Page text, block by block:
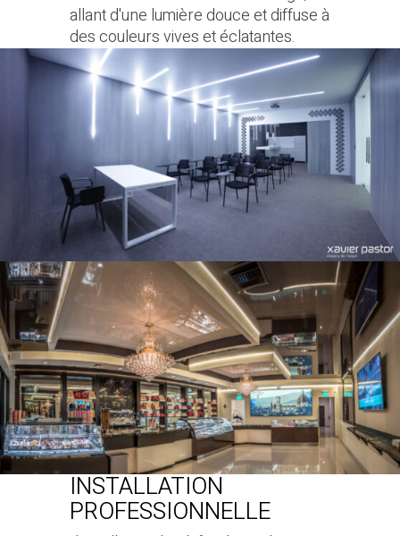
allant d'une lumière douce et diffuse à
des couleurs vives et éclatantes.
INSTALLATION
PROFESSIONNELLE